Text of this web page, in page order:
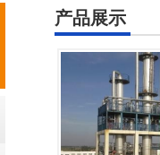
产品展示